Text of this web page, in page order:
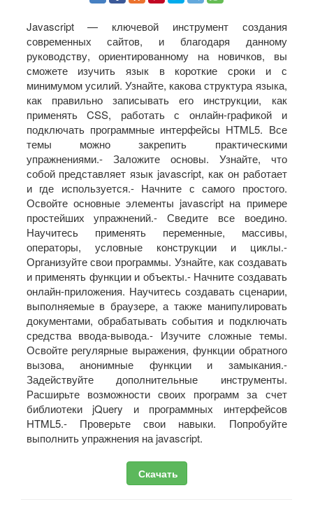
Javascript — ключевой инструмент создания
современных сайтов, и благодаря данному
руководству, ориентированному на новичков, вы
сможете изучить язык в короткие сроки и с
минимумом усилий. Узнайте, какова структура языка,
как правильно записывать его инструкции, как
применять CSS, работать с онлайн-графикой и
подключать программные интерфейсы HTML5. Все
темы можно закрепить практическими
упражнениями.- Заложите основы. Узнайте, что
собой представляет язык javascript, как он работает
и где используется.- Начните с самого простого.
Освойте основные элементы javascript на примере
простейших упражнений.- Сведите все воедино.
Научитесь применять переменные, массивы,
операторы, условные конструкции и циклы.-
Организуйте свои программы. Узнайте, как создавать
и применять функции и объекты.- Начните создавать
онлайн-приложения. Научитесь создавать сценарии,
выполняемые в браузере, а также манипулировать
документами, обрабатывать события и подключать
средства ввода-вывода.- Изучите сложные темы.
Освойте регулярные выражения, функции обратного
вызова, анонимные функции и замыкания.-
Задействуйте дополнительные инструменты.
Расширьте возможности своих программ за счет
библиотеки jQuery и программных интерфейсов
HTML5.- Проверьте свои навыки. Попробуйте
выполнить упражнения на javascript.
Скачать